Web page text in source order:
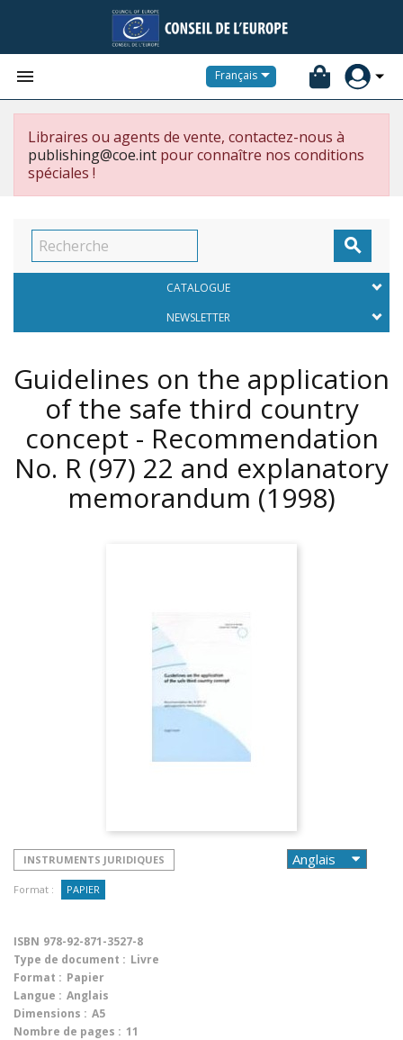
 Français
Libraires ou agents de vente, contactez-nous à
publishing@coe.int pour connaître nos conditions
spéciales !

CATALOGUE
NEWSLETTER
Guidelines on the application
of the safe third country
concept - Recommendation
No. R (97) 22 and explanatory
memorandum (1998)
INSTRUMENTS JURIDIQUES
Format : PAPIER
ISBN 978-92-871-3527-8
Type de document : Livre
Format : Papier
Langue : Anglais
Dimensions : A5
Nombre de pages : 11